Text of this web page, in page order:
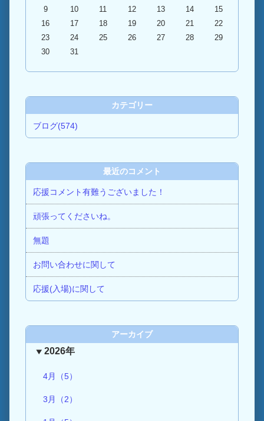
9
10 11 12 13 14
15
16
17 18 19 20 21
22
23
24 25 26 27 28
29
30
31
カテゴリー
ブログ(574)
最近のコメント
応援コメント有難うございました！
頑張ってくださいね。
無題
お問い合わせに関して
応援(入場)に関して
アーカイブ
2026年
4月（5）
3月（2）